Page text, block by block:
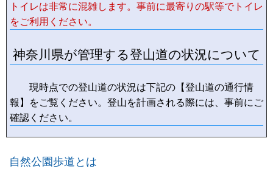
トイレは非常に混雑します。事前に最寄りの駅等でトイレ
をご利用ください。
神奈川県が管理する登山道の状況について
現時点での登山道の状況は下記の【登山道の通行情
報】をご覧ください。登山を計画される際には、事前にご
確認ください。
自然公園歩道とは